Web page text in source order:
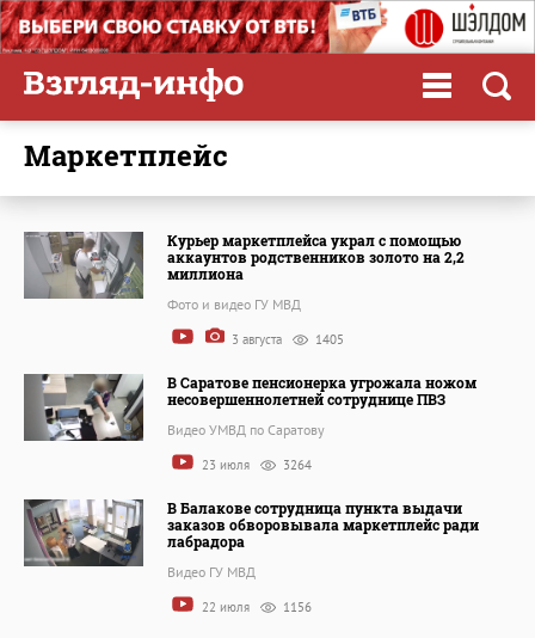
маркетплейс
Курьер маркетплейса украл с помощью
аккаунтов родственников золото на 2,2
миллиона
Фото и видео ГУ МВД
3 августа 1405
В Саратове пенсионерка угрожала ножом
несовершеннолетней сотруднице ПВЗ
Видео УМВД по Саратову
23 июля 3264
В Балакове сотрудница пункта выдачи
заказов обворовывала маркетплейс ради
лабрадора
Видео ГУ МВД
22 июля 1156